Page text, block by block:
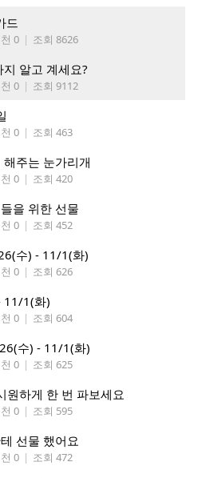
드
0 | 조회 8626
알고 계세요?
0 | 조회 9112
0 | 조회 463
주는 눈가리개
0 | 조회 420
을 위한 선물
0 | 조회 452
수) - 11/1(화)
0 | 조회 626
11/1(화)
0 | 조회 604
수) - 11/1(화)
0 | 조회 625
원하게 한 번 파보세요
0 | 조회 595
선물 했어요
0 | 조회 472